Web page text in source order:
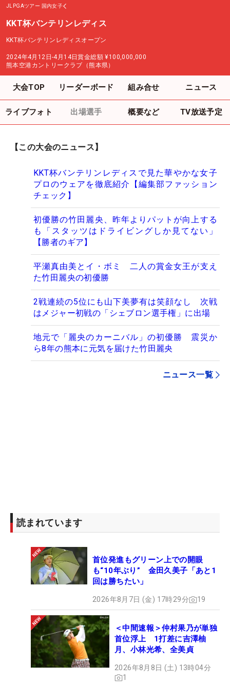
JLPGAツアー 国内女子
KKT杯バンテリンレディス
KKT杯バンテリンレディスオープン
2024年4月12日-4月14日賞金総額 ¥100,000,000
熊本空港カントリークラブ（熊本県）
大会TOP リーダーボード 組み合せ ニュース
ライブフォト 出場選手 概要など TV放送予定
【この大会のニュース】
KKT杯バンテリンレディスで見た華やかな女子
プロのウェアを徹底紹介【編集部ファッション
チェック】
初優勝の竹田麗央、昨年よりパットが向上する
も「スタッツはドライビングしか見てない」
【勝者のギア】
平瀬真由美とイ・ボミ 二人の賞金女王が支え
た竹田麗央の初優勝
2戦連続の5位にも山下美夢有は笑顔なし 次戦
はメジャー初戦の「シェブロン選手権」に出場
地元で「麗央のカーニバル」の初優勝 震災か
ら8年の熊本に元気を届けた竹田麗央
ニュース一覧
読まれています
首位発進もグリーン上での開眼
も“10年ぶり” 金田久美子「あと1
回は勝ちたい」
2026年8月7日 (金) 17時29分 19
＜中間速報＞仲村果乃が単独
首位浮上 1打差に吉澤柚
月、小林光希、全美貞
2026年8月8日 (土) 13時04分
1